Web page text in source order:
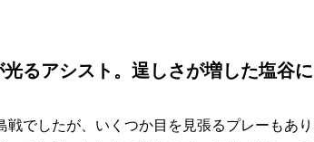
るアシスト。逞しさが増した塩谷
でしたが、いくつか目を見張るプレーもあ